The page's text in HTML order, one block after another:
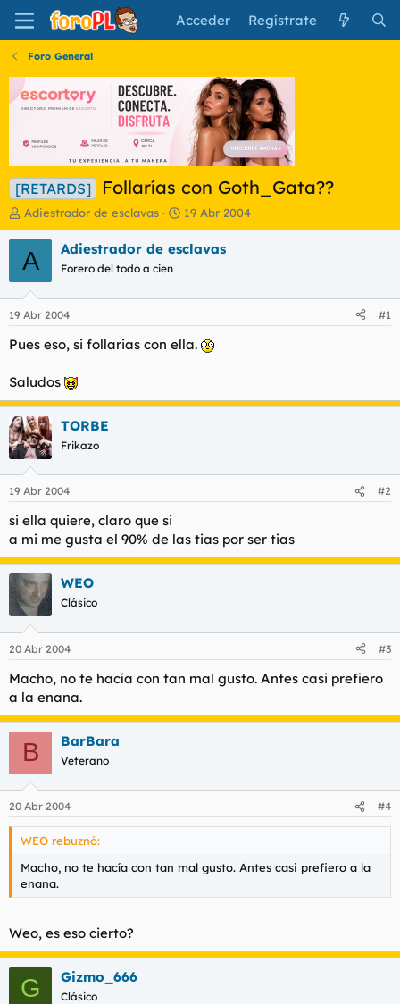
Acceder Regístrate
Foro General
[RETARDS] Follarías con Goth_Gata??
I
n
i
c
a
d
o
r
l
t
e
m
a
Adiestrador de esclavas
F
e
c
i
n
o
19 Abr 2004
A Adiestrador de esclavas
Forero del todo a cien
19 Abr 2004 #1
Pues eso, si follarias con ella.
Saludos
TORBE
Frikazo
19 Abr 2004 #2
si ella quiere, claro que si
a mi me gusta el 90% de las tias por ser tias
WEO
Clásico
20 Abr 2004 #3
Macho, no te hacía con tan mal gusto. Antes casi prefiero
a la enana.
B BarBara
Veterano
20 Abr 2004 #4
WEO rebuznó:
Macho, no te hacía con tan mal gusto. Antes casi prefiero a la
enana.
Weo, es eso cierto?
G Gizmo_666
Clásico